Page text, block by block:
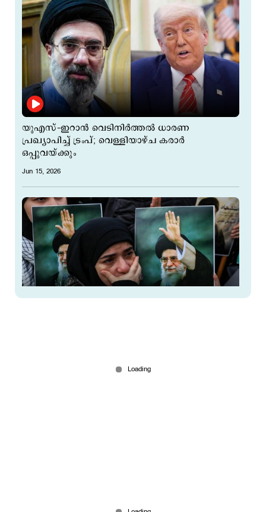
യുഎസ്–ഇറാന്‍ വെടിനിര്‍ത്തല്‍ ധാരണ
പ്രഖ്യാപിച്ച് ട്രംപ്; വെള്ളിയാഴ്ച കരാര്‍
ഒപ്പുവയ്ക്കും
Jun 15, 2026